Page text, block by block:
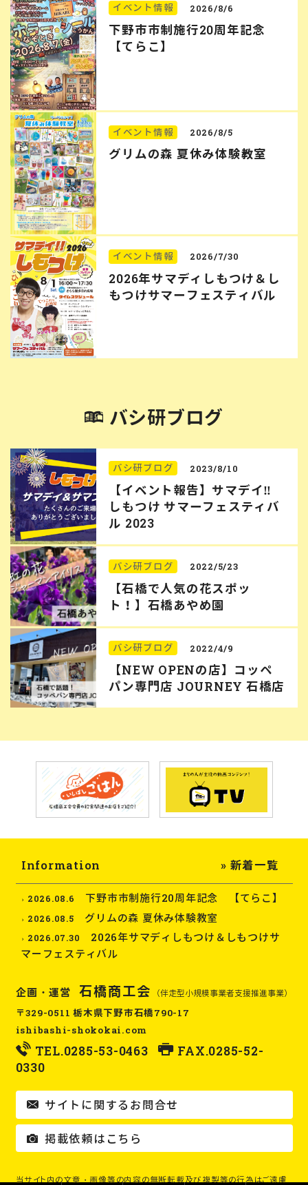
イベント情報 2026/8/6
下野市市制施行20周年記念
【てらこ】
イベント情報 2026/8/5
グリムの森 夏休み体験教室
イベント情報 2026/7/30
2026年サマディしもつけ＆し
もつけサマーフェスティバル
バシ研ブログ
バシ研ブログ 2023/8/10
【イベント報告】サマデイ‼︎
しもつけ サマーフェスティバ
ル 2023
バシ研ブログ 2022/5/23
【石橋で人気の花スポッ
ト！】石橋あやめ園
バシ研ブログ 2022/4/9
【NEW OPENの店】コッペ
パン専門店 JOURNEY 石橋店
Information » 新着一覧
2026.08.6 下野市市制施行20周年記念 【てらこ】
2026.08.5 グリムの森 夏休み体験教室
2026.07.30
2026年サマディしもつけ＆しもつけサ
マーフェスティバル
企画・運営 石橋商工会 （伴走型小規模事業者支援推進事業）
〒329-0511 栃木県下野市石橋790-17
ishibashi-shokokai.com
TEL.0285-53-0463
FAX.0285-52-
0330
サイトに関するお問合せ
掲載依頼はこちら
当サイト内の文章・画像等の内容の無断転載及び複製等の行為はご遠慮